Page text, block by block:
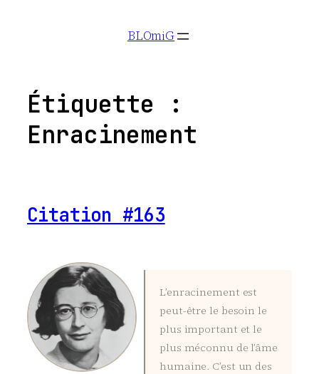
BLOmiG
Étiquette :
Enracinement
Citation #163
L’enracinement est
peut-être le besoin le
plus important et le
plus méconnu de l’âme
humaine. C’est un des